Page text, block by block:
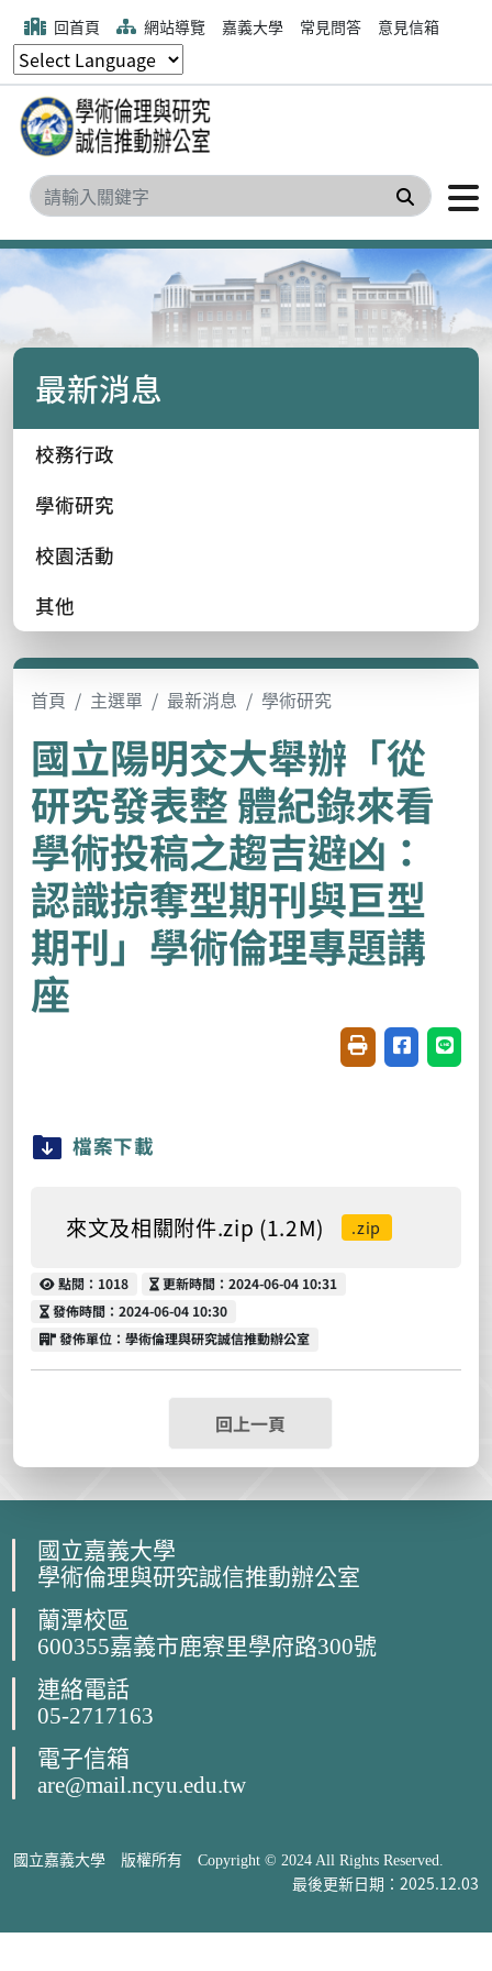
回首頁 網站導覽 嘉義大學 常見問答 意見信箱
搜尋
最新消息
校務行政
學術研究
校園活動
其他
首頁 主選單 最新消息 學術研究
國立陽明交大舉辦「從
研究發表整 體紀錄來看
學術投稿之趨吉避凶：
認識掠奪型期刊與巨型
期刊」學術倫理專題講
座
友善列印(開新視
分享至臉書
分享
檔案下載
來文及相關附件.zip (1.2M) .zip
點閱
點閱：1018 更新時間
更新時間：2024-06-04 10:31
發佈時間
發佈時間：2024-06-04 10:30
發佈單位
發佈單位：學術倫理與研究誠信推動辦公室
回上一頁
國立嘉義大學
學術倫理與研究誠信推動辦公室
蘭潭校區
600355嘉義市鹿寮里學府路300號
連絡電話
05-2717163
電子信箱
are@mail.ncyu.edu.tw
國立嘉義大學 版權所有 Copyright © 2024 All Rights Reserved.
最後更新日期：2025.12.03